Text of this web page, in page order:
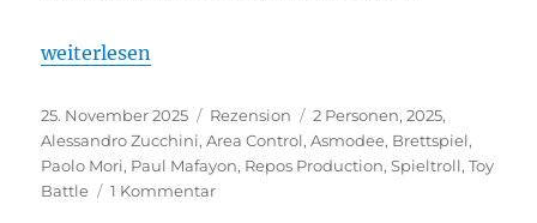
„Toy Battle – Krieg im Kinderzimmer“
weiterlesen
Veröffentlicht
am
25. November 2025 Kategorien
Rezension Schlagwörter
2 Personen,2025,
Alessandro Zucchini,Area Control,Asmodee, Brettspiel,
Paolo Mori, Paul Mafayon, Repos Production,Spieltroll,Toy
Battle
1 Kommentarzu